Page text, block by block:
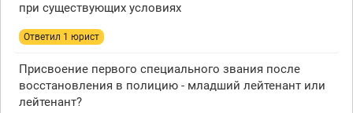
при существующих условиях
Ответил 1 юрист
Присвоение первого специального звания после
восстановления в полицию - младший лейтенант или
лейтенант?